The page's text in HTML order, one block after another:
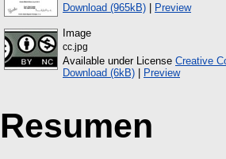
Download (965kB) | Preview
Image
cc.jpg
Available under License Creative
Download (6kB) | Preview
Resumen